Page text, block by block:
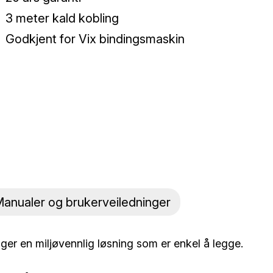
3 meter kald kobling
Godkjent for Vix bindingsmaskin
og brukerveiledninger
en miljøvennlig løsning som er enkel å legge.